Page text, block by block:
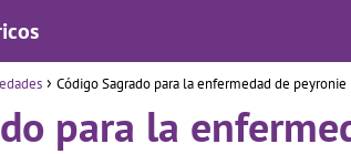
Código Sagrado para la enfermedad de peyronie
para la